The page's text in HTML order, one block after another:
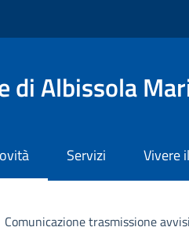
di Albissola
Servizi Vivere
Comunicazione trasmissione